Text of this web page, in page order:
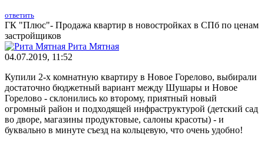
ответить
ГК "Плюс"- Продажа квартир в новостройках в СПб по ценам
застройщиков
Рита Мятная
04.07.2019, 11:52
Купили 2-х комнатную квартиру в Новое Горелово, выбирали
достаточно бюджетный вариант между Шушары и Новое
Горелово - склонились ко второму, приятный новый
огромный район и подходящей инфраструктурой (детский сад
во дворе, магазины продуктовые, салоны красоты) - и
буквально в минуте съезд на кольцевую, что очень удобно!